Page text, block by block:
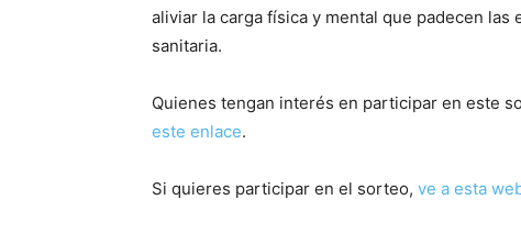
aliviar la carga física y mental que padecen
sanitaria.
Quienes tengan interés en participar en este
este enlace.
Si quieres participar en el sorteo, ve a esta